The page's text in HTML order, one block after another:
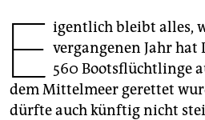
genossenschaft
epaper login
E igentlich bleibt alles,
vergangenen Jahr
560 Bootsflüchtlinge
dem Mittelmeer gerettet
dürfte auch künftig nicht